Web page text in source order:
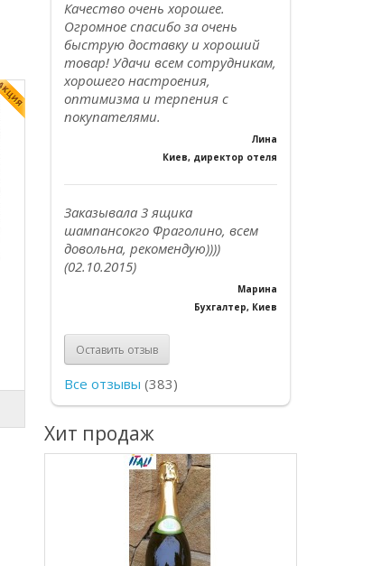
Качество очень хорошее.
Огромное спасибо за очень
быструю доставку и хороший
товар! Удачи всем сотрудникам,
хорошего настроения,
оптимизма и терпения с
покупателями.
Лина
Киев, директор отеля
Заказывала 3 ящика
шампансокго Фраголино, всем
довольна, рекомендую))))
(02.10.2015)
Марина
Бухгалтер, Киев
Оставить отзыв
Все отзывы (383)
Хит продаж